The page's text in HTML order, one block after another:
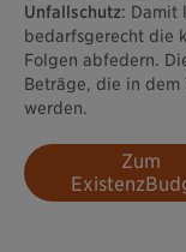
Unfallschutz: Damit
bedarfsgerecht die
Folgen abfedern.
Beträge, die in dem
werden.
Zum